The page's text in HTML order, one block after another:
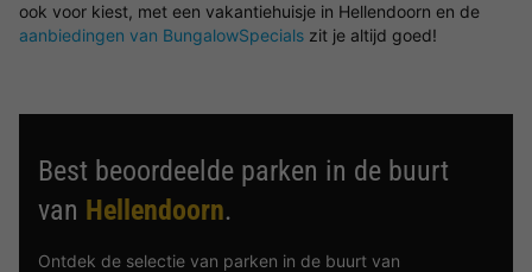
ook voor kiest, met een vakantiehuisje in Hellendoorn en de
aanbiedingen van BungalowSpecials zit je altijd goed!
Best beoordeelde parken in de buurt
van Hellendoorn.
Ontdek de selectie van parken in de buurt van